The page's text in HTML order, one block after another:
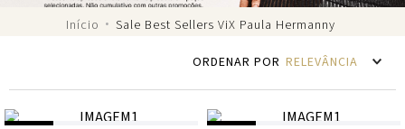
Sale Best Sellers ViX Paula Hermanny
RELEVÂNCIA